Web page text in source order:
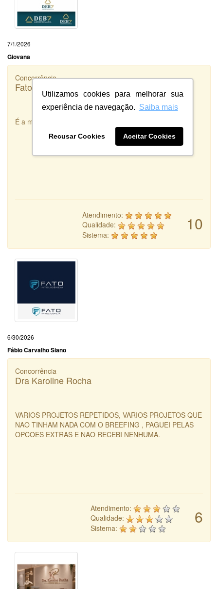
Utilizamos cookies para melhorar sua
experiência de navegação. Saiba mais
Recusar Cookies Aceitar Cookies
7/1/2026
Giovana
Concorrência
Fato Inteligência
É a melhor integradora de Designers que existe!
10
Atendimento:
Qualidade:
Sistema:
6/30/2026
Fábio Carvalho Siano
Concorrência
Dra Karoline Rocha
VARIOS PROJETOS REPETIDOS, VARIOS PROJETOS QUE
NAO TINHAM NADA COM O BREEFING , PAGUEI PELAS
OPCOES EXTRAS E NAO RECEBI NENHUMA.
6
Atendimento:
Qualidade:
Sistema: